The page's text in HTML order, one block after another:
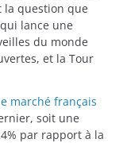
la question que
lance une
du monde
et la Tour
marché français
soit une
par rapport à la